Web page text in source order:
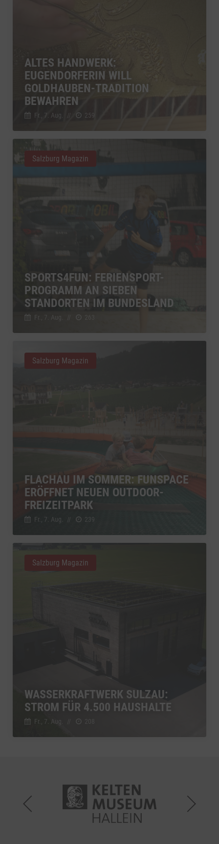
ALTES HANDWERK:
EUGENDORFERIN WILL
GOLDHAUBEN-TRADITION
BEWAHREN
Fr., 7. Aug. // 259
SPORTS4FUN: FERIENSPORT-
PROGRAMM AN SIEBEN
STANDORTEN IM BUNDESLAND
Fr., 7. Aug. 263
Salzburg Magazin
FLACHAU IM SOMMER: FUNSPACE
ERÖFFNET NEUEN OUTDOOR-
FREIZEITPARK
Fr., 7. Aug. // 239
Salzburg Magazin
WASSERKRAFTWERK SULZAU:
STROM FÜR 4.500 HAUSHALTE
Fr., 7. Aug.
Salzburg Magazin